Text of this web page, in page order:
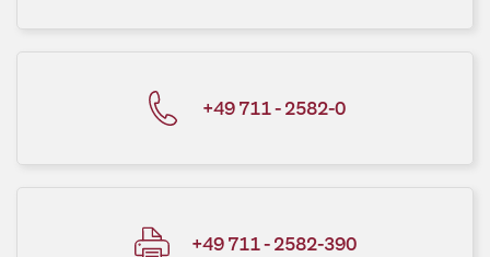
+49 711 - 2582-0
+49 711 - 2582-390